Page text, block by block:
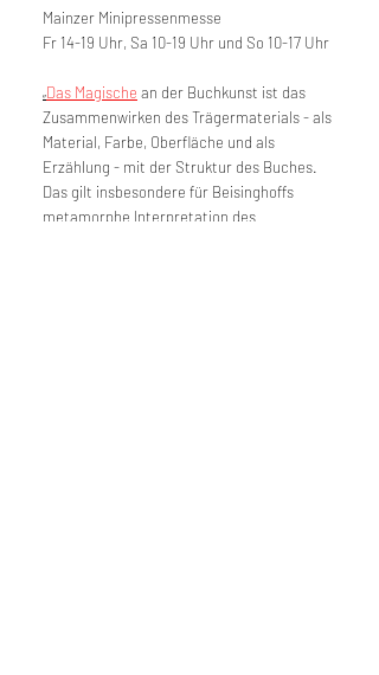
Mainzer Minipressenmesse
Fr 14-19 Uhr, Sa 10-19 Uhr und So 10-17 Uhr
„Das Magische an der Buchkunst ist das
Zusammenwirken des Trägermaterials - als
Material, Farbe, Oberfläche und als
Erzählung - mit der Struktur des Buches.
Das gilt insbesondere für Beisinghoffs
metamorphe Interpretation des